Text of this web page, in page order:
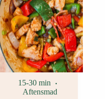
15-30 min
Aftensmad